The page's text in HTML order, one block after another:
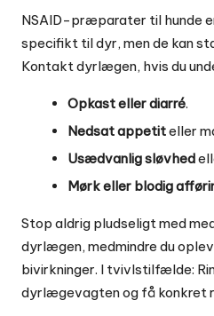
NSAID-præparater til hunde
specifikt til dyr, men de kan
Kontakt dyrlægen, hvis du
Opkast eller diarré.
Nedsat appetiteller
Usædvanlig sløvhed
Mørk eller blodig
Stop aldrig pludseligt med
dyrlægen, medmindre du
bivirkninger. I tvivlstilfælde:
dyrlægevagten og få konkret